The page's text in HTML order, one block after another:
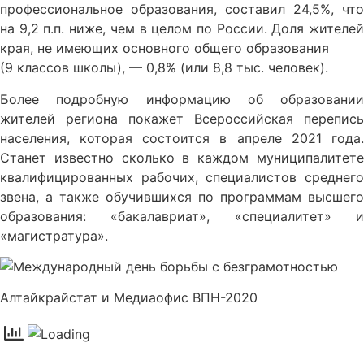
профессиональное образования, составил 24,5%, что
на 9,2 п.п. ниже, чем в целом по России. Доля жителей
края, не имеющих основного общего образования
(9 классов школы), — 0,8% (или 8,8 тыс. человек).
Более подробную информацию об образовании
жителей региона покажет Всероссийская перепись
населения, которая состоится в апреле 2021 года.
Станет известно сколько в каждом муниципалитете
квалифицированных рабочих, специалистов среднего
звена, а также обучившихся по программам высшего
образования: «бакалавриат», «специалитет» и
«магистратура».
Алтайкрайстат и Медиаофис ВПН-2020